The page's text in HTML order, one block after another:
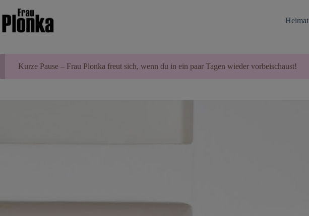
Inhalt
springen
Heimat
Kurze Pause – Frau Plonka freut sich, wenn du in ein paar Tagen wieder vorbeischaust!